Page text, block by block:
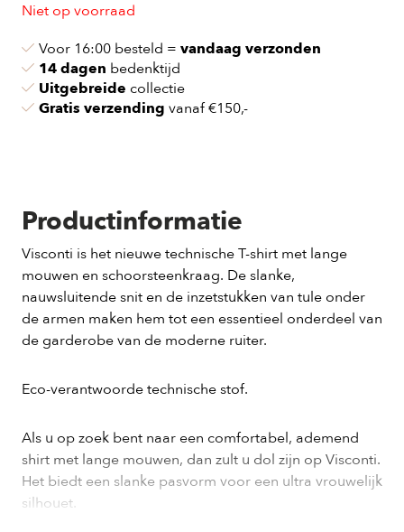
Niet op voorraad
Voor 16:00 besteld = vandaag verzonden
14 dagen bedenktijd
Uitgebreide collectie
Gratis verzending vanaf €150,-
Productinformatie
Visconti is het nieuwe technische T-shirt met lange
mouwen en schoorsteenkraag. De slanke,
nauwsluitende snit en de inzetstukken van tule onder
de armen maken hem tot een essentieel onderdeel van
de garderobe van de moderne ruiter.
Eco-verantwoorde technische stof.
Als u op zoek bent naar een comfortabel, ademend
shirt met lange mouwen, dan zult u dol zijn op Visconti.
Het biedt een slanke pasvorm voor een ultra vrouwelijk
silhouet.